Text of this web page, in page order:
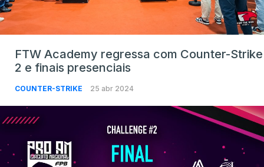
FTW Academy regressa com Counter-Strike
2 e finais presenciais
COUNTER-STRIKE 25 abr 2024